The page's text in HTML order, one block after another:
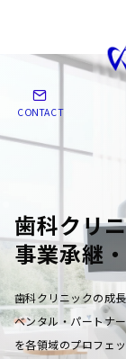
CONTACT
歯科クリ
事業承継
歯科クリニックの成
ベンタル・パートナ
を各領域のプロフェ